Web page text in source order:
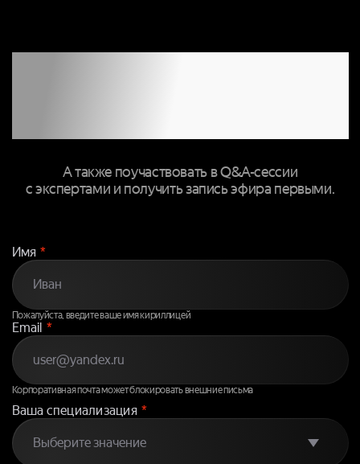
А также поучаствовать в Q&A-сессии
с экспертами и получить запись эфира первыми.
Имя *
Пожалуйста, введите ваше имя кириллицей
Email *
Корпоративная почта может блокировать внешние письма
Ваша специализация *